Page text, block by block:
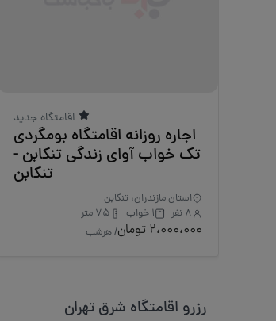
اقامتگاه جدید
اجاره روزانه اقامتگاه بومگردی
تک خواب آوای زندگی تنکابن -
تنکابن
استان مازندران، تنکابن
8 نفر
1 خواب 75 متر
2،000،000 تومان / هرشب
رزرو اقامتگاه شرق تهران